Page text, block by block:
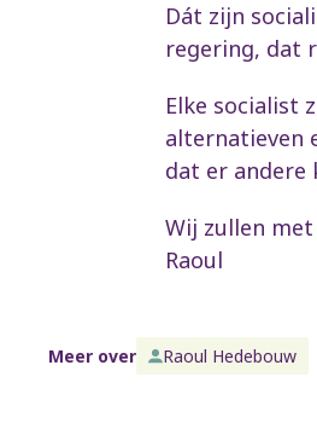
Dát zijn
regering, dat
Elke socialist
alternatieven
dat er andere
Wij zullen
Raoul
Meer over Raoul Hedebouw